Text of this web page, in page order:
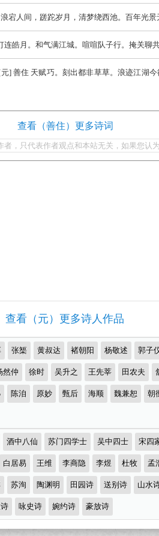
宕人间，蹉跎岁月，清梦绕西池。百年光景
皓月。和气满江城。喧喧队子行。掩关聊
] 善住 天赋巧。刻出都非草草。浪迹江湖
查看（善住）更多诗词
，只代表作者观点和本站无关，如果您认
查看（元）更多诗人作品
张榘 黄叔达 褚朝阳 杨敬述 郭子
然仲 徐时 吴升之 王先莘 田农夫
陈洎 原妙 甄后 海顺 魏兼恕 朝
酒中八仙 苏门四学士 吴中四士 宋四
白居易 王维 李商隐 李煜 杜牧 孟
苏洵 陶渊明 田园诗 送别诗 山水
咏史诗 婉约诗 豪放诗